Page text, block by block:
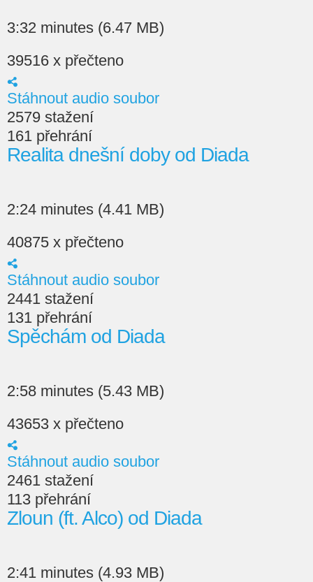
3:32 minutes (6.47 MB)
39516 x přečteno
Stáhnout audio soubor
2579 stažení
161 přehrání
Realita dnešní doby od Diada
2:24 minutes (4.41 MB)
40875 x přečteno
Stáhnout audio soubor
2441 stažení
131 přehrání
Spěchám od Diada
2:58 minutes (5.43 MB)
43653 x přečteno
Stáhnout audio soubor
2461 stažení
113 přehrání
Zloun (ft. Alco) od Diada
2:41 minutes (4.93 MB)